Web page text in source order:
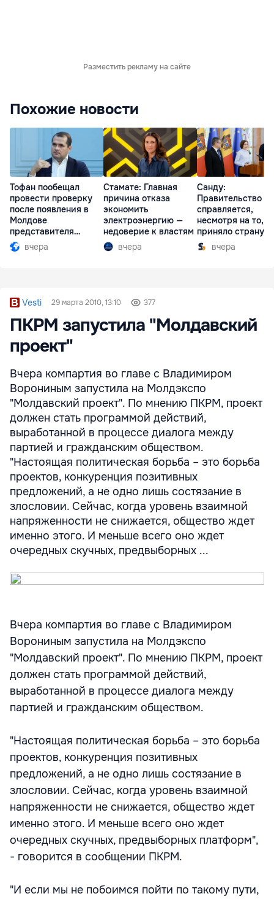
Разместить рекламу на сайте
Похожие новости
Тофан пообещал
провести проверку
после появления в
Молдове
представителя
Южной Осетии
вчера
Стамате: Главная
причина отказа
экономить
электроэнергию —
недоверие к властям
вчера
Санду:
Правительство
справляется,
несмотря на то,
приняло страну в
разгар кризиса
вчера
Vesti 29 марта 2010, 13:10 377
ПКРМ запустила "Молдавский
проект"
Вчера компартия во главе с Владимиром
Ворониным запустила на Молдэкспо
"Молдавский проект". По мнению ПКРМ, проект
должен стать программой действий,
выработанной в процессе диалога между
партией и гражданским обществом.
"Настоящая политическая борьба – это борьба
проектов, конкуренция позитивных
предложений, а не одно лишь состязание в
злословии. Сейчас, когда уровень взаимной
напряженности не снижается, общество ждет
именно этого. И меньше всего оно ждет
очередных скучных, предвыборных ...
Вчера компартия во главе с Владимиром
Ворониным запустила на Молдэкспо
"Молдавский проект". По мнению ПКРМ, проект
должен стать программой действий,
выработанной в процессе диалога между
партией и гражданским обществом.
"Настоящая политическая борьба – это борьба
проектов, конкуренция позитивных
предложений, а не одно лишь состязание в
злословии. Сейчас, когда уровень взаимной
напряженности не снижается, общество ждет
именно этого. И меньше всего оно ждет
очередных скучных, предвыборных платформ",
- говорится в сообщении ПКРМ.
"И если мы не побоимся пойти по такому пути,